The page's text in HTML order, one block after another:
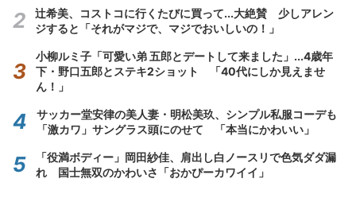
辻希美、コストコに行くたびに買って...大絶賛 少しアレン
ジすると「それがマジで、マジでおいしいの！」
小柳ルミ子「可愛い弟 五郎とデートして来ました」...4歳年
下・野口五郎とステキ2ショット 「40代にしか見えませ
ん！」
サッカー堂安律の美人妻・明松美玖、シンプル私服コーデも
「激カワ」サングラス頭にのせて 「本当にかわいい」
「役満ボディー」岡田紗佳、肩出し白ノースリで色気ダダ漏
れ 国士無双のかわいさ「おかぴーカワイイ」